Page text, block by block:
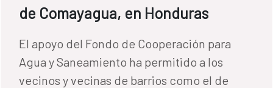
de Comayagua, en Honduras
El apoyo del Fondo de Cooperación para
Agua y Saneamiento ha permitido a los
vecinos y vecinas de barrios como el de